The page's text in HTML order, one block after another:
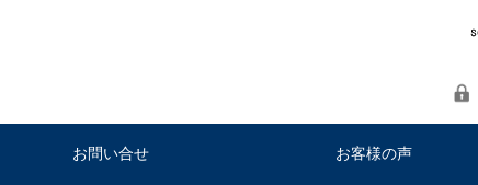
お問い合せ お客様の声